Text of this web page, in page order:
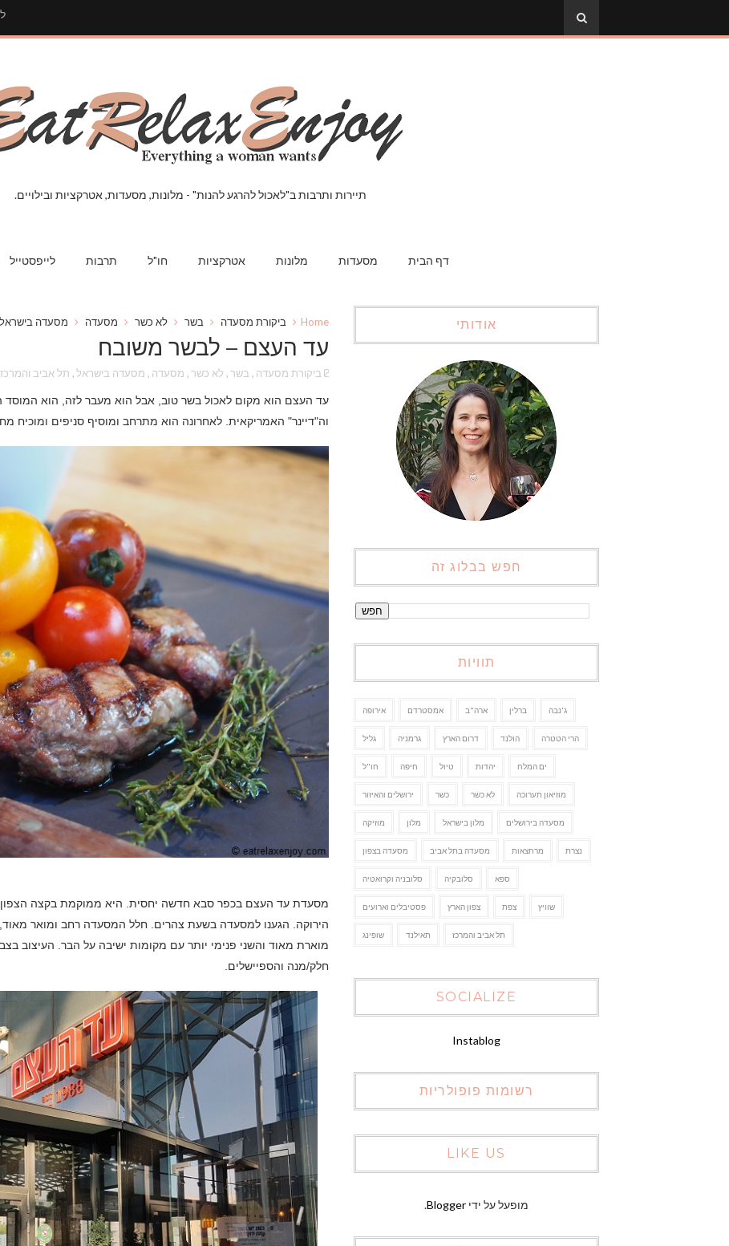
תיירות ותרבות ב"לאכול להרגע להנות" - מלונות, מסעדות, אטרקציות ובילויים.
דף הבית מסעדות מלונות אטרקציות חו"ל תרבות לייפסטייל
Home ביקורת מסעדה בשר לא כשר מסעדה מסעדה בישראל
עד העצם – לבשר משובח
ביקורת מסעדה , בשר , לא כשר , מסעדה , מסעדה בישראל , תל אביב והמרכז
עד העצם הוא מקום לאכול בשר טוב, אבל הוא מעבר לזה, הוא המוסד
וה"דיינר" האמריקאית. לאחרונה הוא מתרחב ומוסיף סניפים
מסעדת עד העצם בכפר סבא חדשה יחסית. היא ממוקמת בקצה הצפון
הירוקה. הגענו למסעדה בשעת צהרים. חלל המסעדה רחב ומואר מאוד,
מוארת מאוד והשני פנימי יותר עם מקומות ישיבה על הבר. העיצוב
חלק/מנה והספיישלים.
אודותי
חפש בבלוג זה
תוויות
אירופה אמסטרדם ארה"ב ברלין ג'נבה
גליל גרמניה דרום הארץ הולנד הרי הטטרה
חו"ל חיפה טיול יהדות ים המלח
ירושלים והאיזור כשר לא כשר מוזיאון תערוכה
מוזיקה מלון מלון בישראל מסעדה בירושלים
מסעדה בצפון מסעדה בתל אביב מרחצאות נצרת
סלובניה וקרואטיה סלובקיה ספא
פסטיבלים וארועים צפון הארץ צפת שוויץ
שופינג תאילנד תל אביב והמרכז
SOCIALIZE
Instablog
רשומות פופולריות
LIKE US
מופעל על ידי Blogger
.